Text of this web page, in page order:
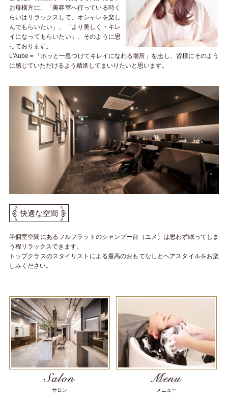
お母様方に、「美容室へ行っている時く
らいはリラックスして、オシャレを楽し
んでもらいたい」、「より美しく・キレ
イになってもらいたい」、そのように思
っております。
L'Aube＝「ホッと一息つけてキレイになれる場所」を志し、皆様にそのよう
に感じていただけるよう精進してまいりたいと思います。
快適な空間
半個室空間にあるフルフラットのシャンプー台（ユメ）は思わず眠ってしま
う程リラックスできます。
トップクラスのスタイリストによる最高のおもてなしとヘアスタイルをお楽
しみください。
サロン メニュー